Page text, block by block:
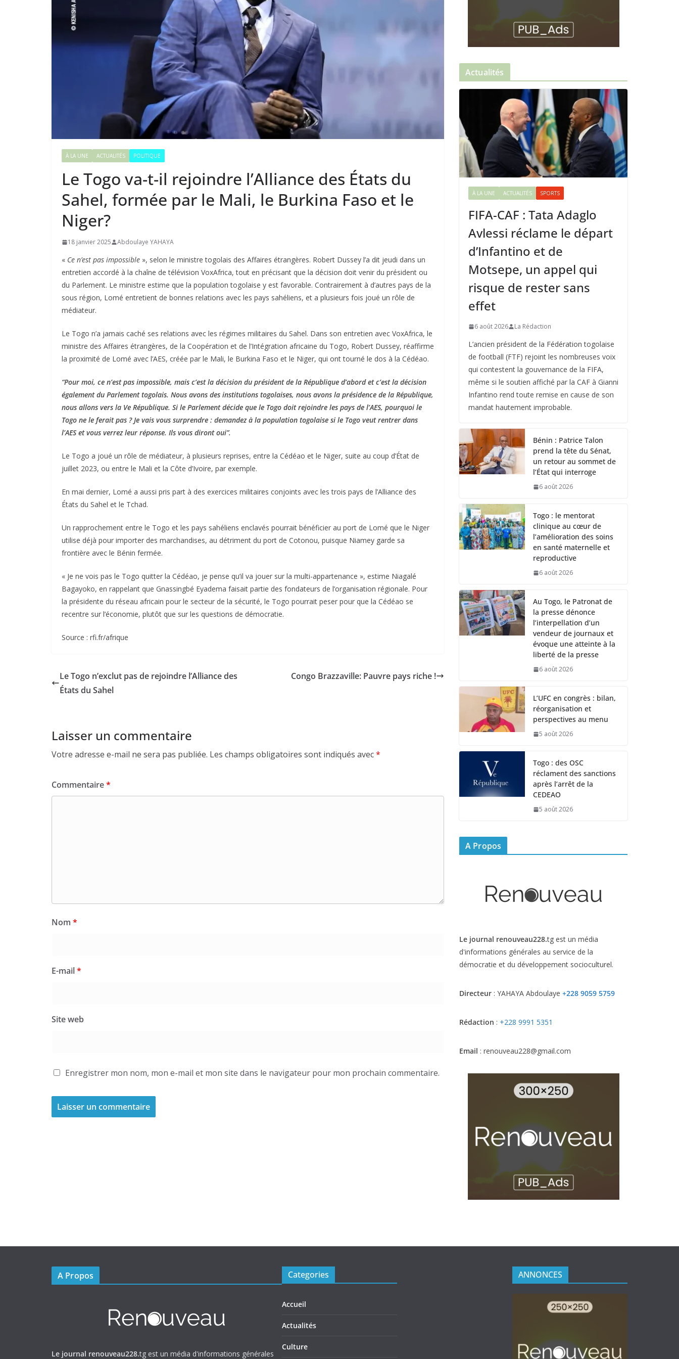
À LA UNE ACTUALITÉS POLITIQUE
Le Togo va-t-il rejoindre l’Alliance des États du
Sahel, formée par le Mali, le Burkina Faso et le
Niger?
18 janvier 2025 Abdoulaye YAHAYA
« Ce n’est pas impossible », selon le ministre togolais des Affaires étrangères. Robert Dussey l’a dit jeudi dans un
entretien accordé à la chaîne de télévision VoxAfrica, tout en précisant que la décision doit venir du président ou
du Parlement. Le ministre estime que la population togolaise y est favorable. Contrairement à d’autres pays de la
sous région, Lomé entretient de bonnes relations avec les pays sahéliens, et a plusieurs fois joué un rôle de
médiateur.
Le Togo n’a jamais caché ses relations avec les régimes militaires du Sahel. Dans son entretien avec VoxAfrica, le
ministre des Affaires étrangères, de la Coopération et de l’Intégration africaine du Togo, Robert Dussey, réaffirme
la proximité de Lomé avec l’AES, créée par le Mali, le Burkina Faso et le Niger, qui ont tourné le dos à la Cédéao.
“Pour moi, ce n’est pas impossible, mais c’est la décision du président de la République d’abord et c’est la décision
également du Parlement togolais. Nous avons des institutions togolaises, nous avons la présidence de la République,
nous allons vers la Ve République. Si le Parlement décide que le Togo doit rejoindre les pays de l’AES, pourquoi le
Togo ne le ferait pas ? Je vais vous surprendre : demandez à la population togolaise si le Togo veut rentrer dans
l’AES et vous verrez leur réponse. Ils vous diront oui”.
Le Togo a joué un rôle de médiateur, à plusieurs reprises, entre la Cédéao et le Niger, suite au coup d’État de
juillet 2023, ou entre le Mali et la Côte d’Ivoire, par exemple.
En mai dernier, Lomé a aussi pris part à des exercices militaires conjoints avec les trois pays de l’Alliance des
États du Sahel et le Tchad.
Un rapprochement entre le Togo et les pays sahéliens enclavés pourrait bénéficier au port de Lomé que le Niger
utilise déjà pour importer des marchandises, au détriment du port de Cotonou, puisque Niamey garde sa
frontière avec le Bénin fermée.
« Je ne vois pas le Togo quitter la Cédéao, je pense qu’il va jouer sur la multi-appartenance », estime Niagalé
Bagayoko, en rappelant que Gnassingbé Eyadema faisait partie des fondateurs de l’organisation régionale. Pour
la présidente du réseau africain pour le secteur de la sécurité, le Togo pourrait peser pour que la Cédéao se
recentre sur l’économie, plutôt que sur les questions de démocratie.
Source : rfi.fr/afrique
Le Togo n’exclut pas de rejoindre l’Alliance des
États du Sahel
Congo Brazzaville: Pauvre pays riche !
Laisser un commentaire
Votre adresse e-mail ne sera pas publiée. Les champs obligatoires sont indiqués avec*
Commentaire*
Nom *
E-mail*
Site web
Enregistrer mon nom, mon e-mail et mon site dans le navigateur pour mon prochain commentaire.
Actualités
À LA UNE ACTUALITÉS SPORTS
FIFA-CAF : Tata Adaglo
Avlessi réclame le départ
d’Infantino et de
Motsepe, un appel qui
risque de rester sans
effet
6 août 2026 La Rédaction
L’ancien président de la Fédération togolaise
de football (FTF) rejoint les nombreuses voix
qui contestent la gouvernance de la FIFA,
même si le soutien affiché par la CAF à Gianni
Infantino rend toute remise en cause de son
mandat hautement improbable.
Bénin : Patrice Talon
prend la tête du Sénat,
un retour au sommet de
l’État qui interroge
6 août 2026
Togo : le mentorat
clinique au cœur de
l’amélioration des soins
en santé maternelle et
reproductive
6 août 2026
Au Togo, le Patronat de
la presse dénonce
l’interpellation d’un
vendeur de journaux et
évoque une atteinte à la
liberté de la presse
6 août 2026
L’UFC en congrès : bilan,
réorganisation et
perspectives au menu
5 août 2026
Togo : des OSC
réclament des sanctions
après l’arrêt de la
CEDEAO
5 août 2026
A Propos
Le journal renouveau228.tg est un média
d'informations générales au service de la
démocratie et du développement socioculturel.
Directeur : YAHAYA Abdoulaye +228 9059 5759
Rédaction : +228 9991 5351
Email : renouveau228@gmail.com
A Propos
Le journal renouveau228.tg est un média d'informations générales
Categories
Accueil
Actualités
Culture
ANNONCES